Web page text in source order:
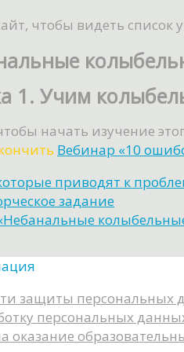
чтобы видеть список
1. Учим
начать изучение
Вебинар «10
приводят к
задание
защиты персональных
персональных
оказание